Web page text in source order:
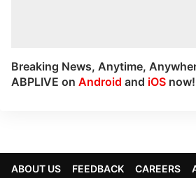
Breaking News, Anytime,
ABPLIVE on Android and iOS now!
ABOUT US FEEDBACK CAREERS